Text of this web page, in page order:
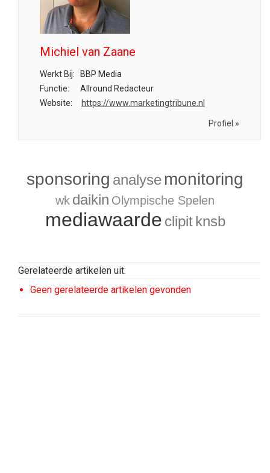
Michiel van Zaane
Werkt Bij:
BBP Media
Functie:
Allround Redacteur
Website:
https://www.marketingtribune.nl
Profiel »
sponsoring analyse monitoring
wk daikin Olympische Spelen
mediawaarde clipit knsb
Gerelateerde artikelen uit:
Geen gerelateerde artikelen gevonden